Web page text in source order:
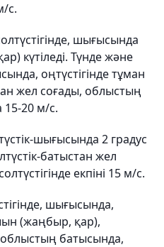
с.
шығысында
күтіледі. Түнде және
оңтүстігінде тұман
жел соғады, облыстың
15-20 м/с.
шығысында 2 градус
батыстан жел
екпіні 15 м/с.
шығысында,
(жаңбыр, қар),
облыстың батысында,